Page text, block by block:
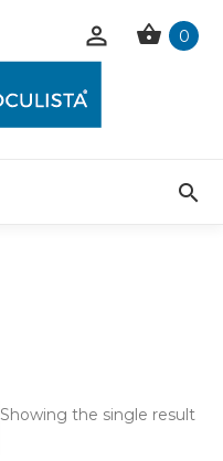
0
Showing the single result